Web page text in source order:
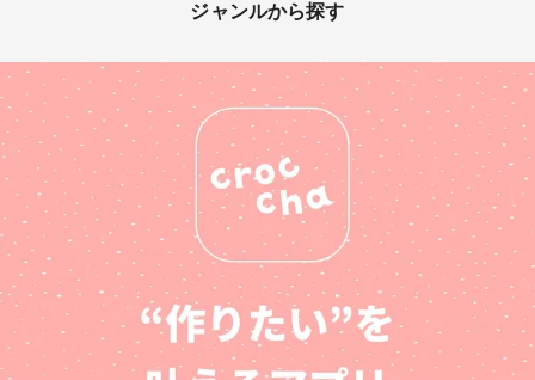
ジャンルから探す